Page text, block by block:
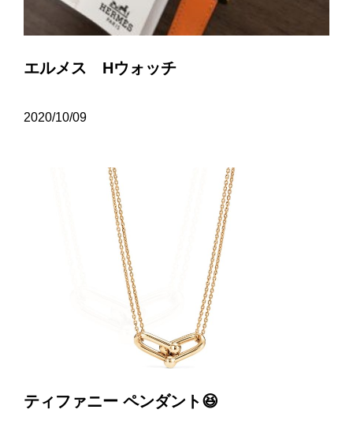
エルメス Hウォッチ
2020/10/09
ティファニー ペンダント😆